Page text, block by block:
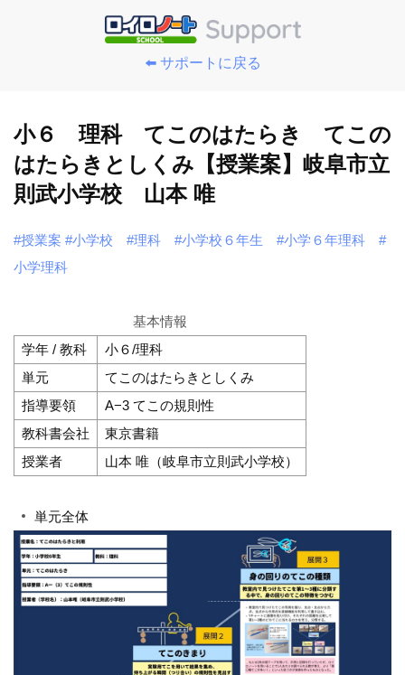
⬅️ サポートに戻る
小６ 理科 てこのはたらき てこの
はたらきとしくみ【授業案】岐阜市立
則武小学校 山本 唯
#授業案 #小学校 #理科 #小学校６年生 #小学６年理科
#
小学理科
基本情報
学年 / 教科
小６/理科
単元
てこのはたらきとしくみ
指導要領
A−3 てこの規則性
教科書会社
東京書籍
授業者
山本 唯（岐阜市立則武小学校）
単元全体